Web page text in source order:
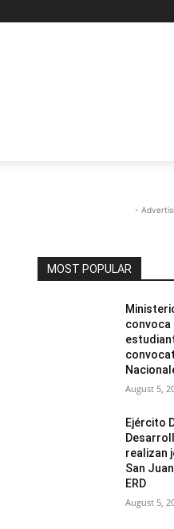
-
MOST POPULAR
convoca
August 5,
Ejército
realizan
San
ERD
August 5,